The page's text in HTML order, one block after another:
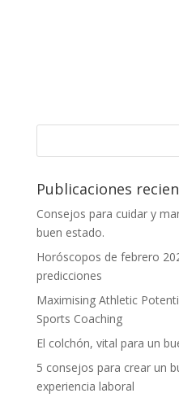
Publicaciones
Consejos para cuidar y
buen estado.
Horóscopos de febrero
predicciones
Maximising Athletic
Sports Coaching
El colchón, vital para un
5 consejos para crear un
experiencia laboral